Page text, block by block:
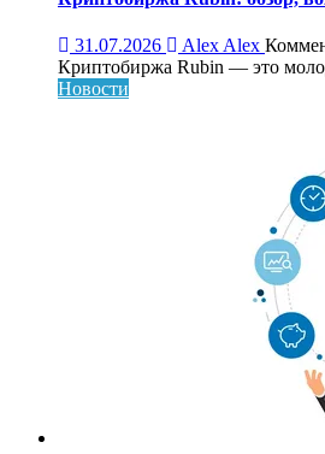
31.07.2026 Alex Alex
Криптобиржа Rubin — это
Новости